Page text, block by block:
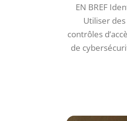
EN BREF
Utiliser
contrôles
de